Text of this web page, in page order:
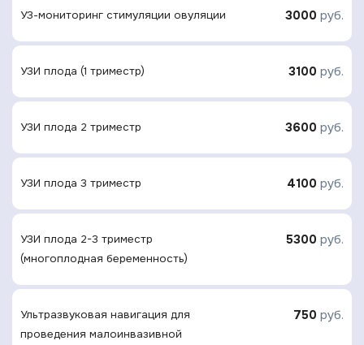
УЗ-мониторинг стимуляции овуляции 3000 руб.
УЗИ плода (1 триместр) 3100 руб.
УЗИ плода 2 триместр 3600 руб.
УЗИ плода 3 триместр 4100 руб.
УЗИ плода 2-3 триместр
(многоплодная беременность)
5300 руб.
Ультразвуковая навигация для
проведения малоинвазивной
750 руб.